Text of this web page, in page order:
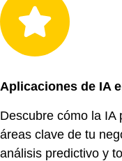
Aplicaciones de IA
Descubre cómo la IA
áreas clave de tu
análisis predictivo y